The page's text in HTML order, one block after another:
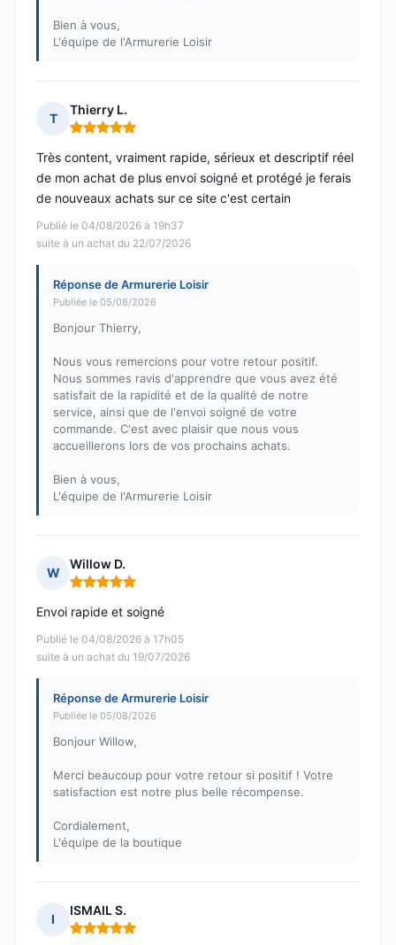
Bien à vous,
L'équipe de l'Armurerie Loisir
T
Thierry L.
Note : 5 sur 5
Publié le 04/08/2026 à 19h37
suite à un achat du 22/07/2026
Très content, vraiment rapide, sérieux et descriptif réel
de mon achat de plus envoi soigné et protégé je ferais
de nouveaux achats sur ce site c'est certain
Réponse de Armurerie Loisir
Publiée le 05/08/2026
Bonjour Thierry,
Nous vous remercions pour votre retour positif.
Nous sommes ravis d'apprendre que vous avez été
satisfait de la rapidité et de la qualité de notre
service, ainsi que de l'envoi soigné de votre
commande. C'est avec plaisir que nous vous
accueillerons lors de vos prochains achats.
Bien à vous,
L'équipe de l'Armurerie Loisir
W
Willow D.
Note : 5 sur 5
Publié le 04/08/2026 à 17h05
suite à un achat du 19/07/2026
Envoi rapide et soigné
Réponse de Armurerie Loisir
Publiée le 05/08/2026
Bonjour Willow,
Merci beaucoup pour votre retour si positif ! Votre
satisfaction est notre plus belle récompense.
Cordialement,
L'équipe de la boutique
I
ISMAIL S.
Note : 5 sur 5